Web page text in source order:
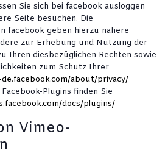
Sie sich bei facebook ausloggen
Seite besuchen. Die
facebook geben hierzu nähere
zur Erhebung und Nutzung der
Ihren diesbezüglichen Rechten sowie
zum Schutz Ihrer
about/privacy/
Plugins finden Sie
docs/plugins/
Vimeo-